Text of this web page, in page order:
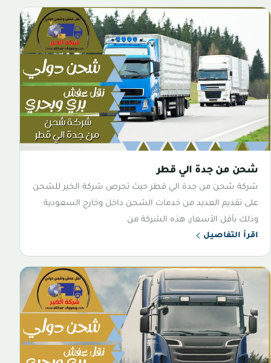
شحن من جدة الي قطر
شركة شحن من جدة الي قطر حيث تحرص شركة الخير للشحن
على تقديم العديد من خدمات الشحن داخل وخارج السعودية
وذلك بأقل الأسعار، هذه الشركة من
اقرأ التفاصيل